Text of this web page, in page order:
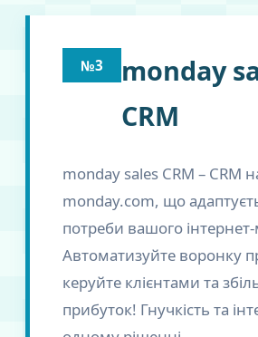
№3
monday
CRM
monday sales CRM – CRM
monday.com, що
потреби вашого
Автоматизуйте воронку
керуйте клієнтами та
прибуток! Гнучкість та